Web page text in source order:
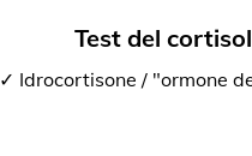
Test del
✓ Idrocortisone / "ormone